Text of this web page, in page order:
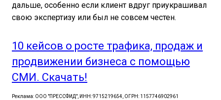
дальше, особенно если клиент вдруг приукрашивал
свою экспертизу или был не совсем честен.
10 кейсов о росте трафика, продаж и
продвижении бизнеса с помощью
СМИ. Скачать!
Реклама: ООО "ПРЕССФИД", ИНН: 9715219654, ОГРН: 1157746902961